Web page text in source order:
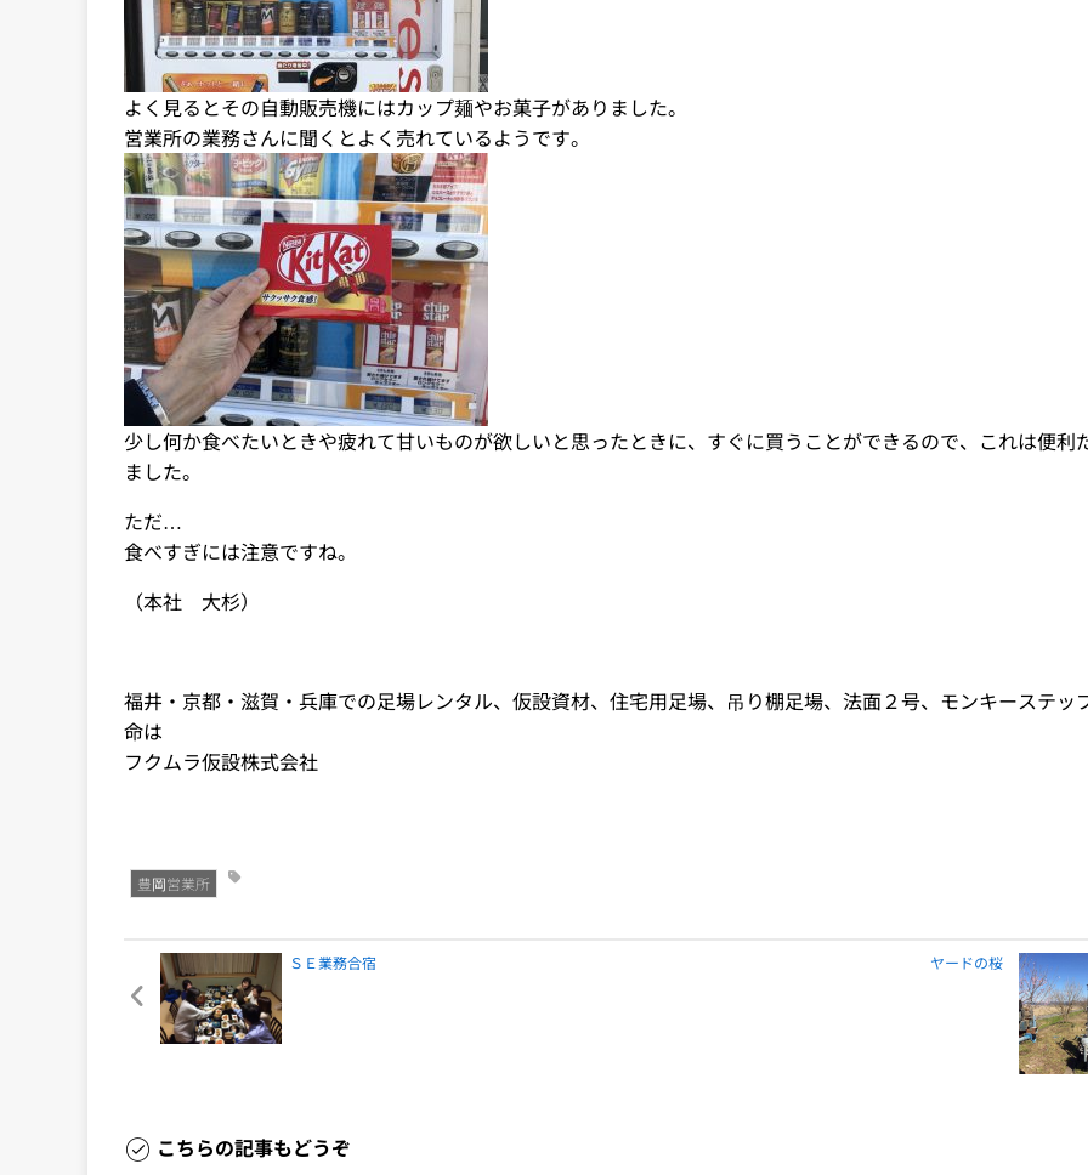
よく見るとその自動販売機にはカップ麺やお菓子がありました。
営業所の業務さんに聞くとよく売れているようです。
少し何か食べたいときや疲れて甘いものが欲しいと思ったときに、すぐに買うことができるので、これは便利
ました。
ただ…
食べすぎには注意ですね。
（本社 大杉）
福井・京都・滋賀・兵庫での足場レンタル、仮設資材、住宅用足場、吊り棚足場、法面２号、モンキーステッ
命は
フクムラ仮設株式会社
豊岡営業所
ＳＥ業務合宿 ヤードの桜
こちらの記事もどうぞ